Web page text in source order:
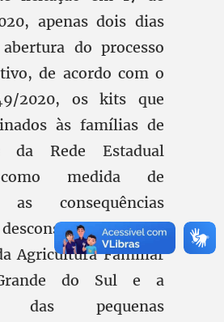
apenas dois dias
do processo
de acordo com o
2020, os kits que
às famílias de
da Rede Estadual
medida de
as consequências
toda a
Agricultura Familiar
do Sul e a
das pequenas